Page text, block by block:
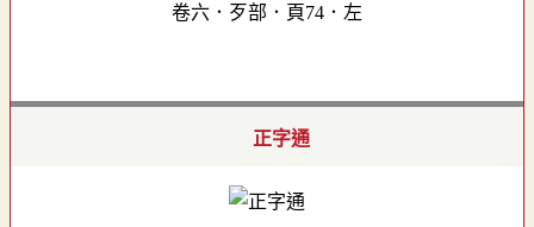
卷六．歹部．頁74．左
正字通